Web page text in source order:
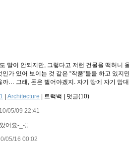
말이 안되지만, 그렇다고 저런 건물을 떡허
가 있어 보이는 것 같은 “작품”들을 하고 있
… 그래, 돈은 벌어야겠지. 자기 땅에 자기 맘
Architecture 트랙백 덧글(10)
05/09 22:41
어요-_-;;
05/16 00:02